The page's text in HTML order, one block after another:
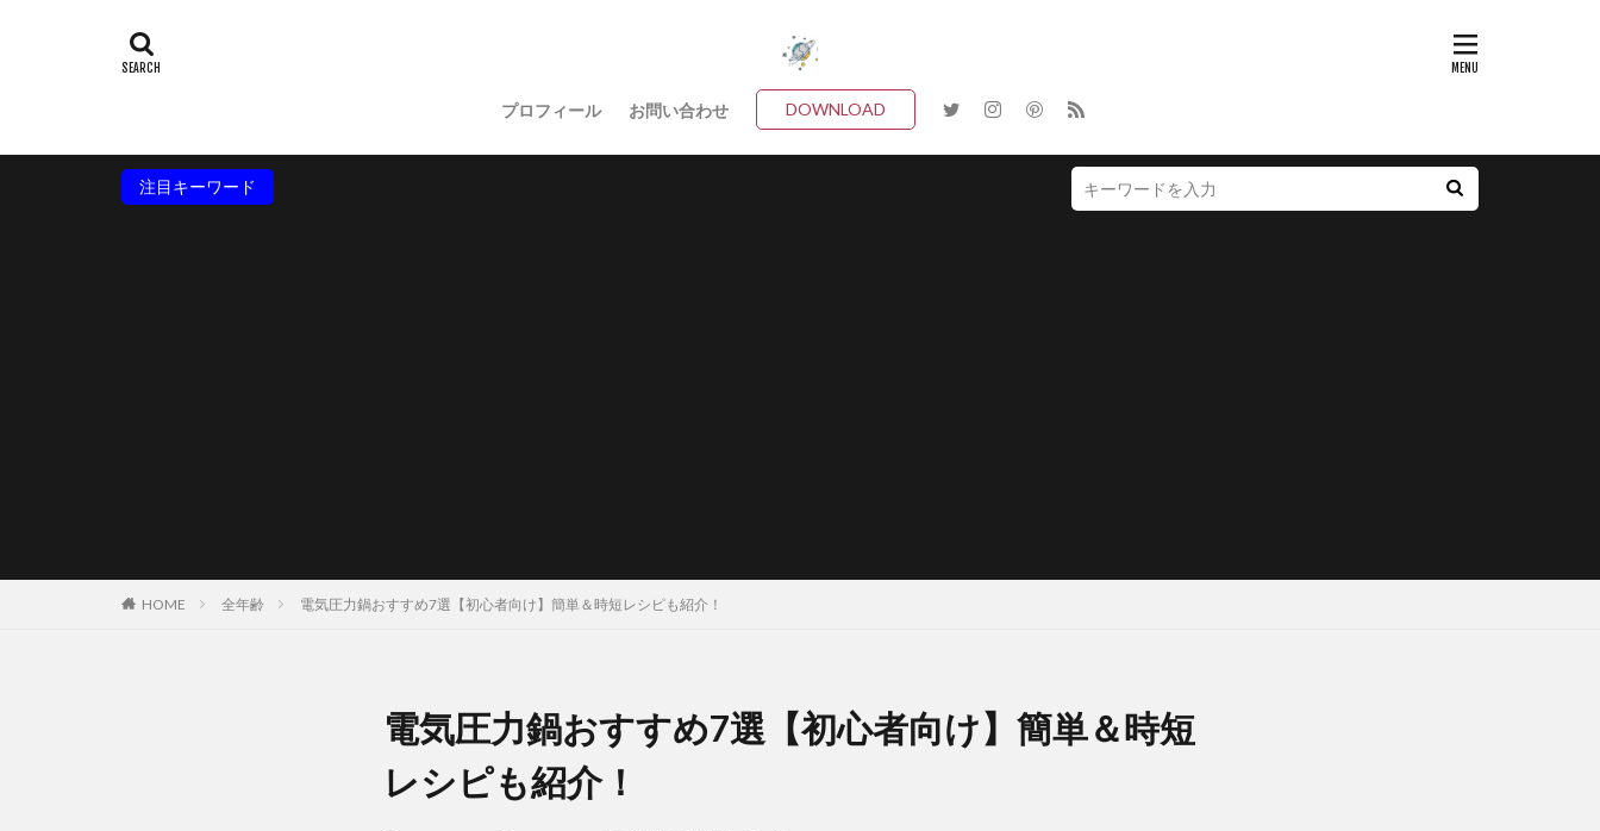
プロフィール お問い合わせ DOWNLOAD
注目キーワード
HOME 全年齢 電気圧力鍋おすすめ7選【初心者向け】簡単＆時短レシピも紹介！
電気圧力鍋おすすめ7選【初心者向け】簡単＆時短
レシピも紹介！